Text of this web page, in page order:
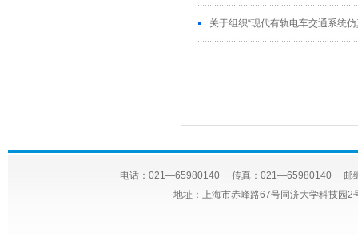
关于组织“现代有轨电车交通系统
电话：021—65980140 传真：021—65980140 邮
地址：上海市赤峰路67号同济大学科技